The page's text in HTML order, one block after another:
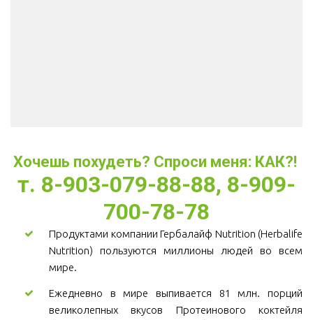
Хочешь похудеть? Спроси меня: КАК?!
т. 8-903-079-88-88, 8-909-
700-78-78
Продуктами компании Гербалайф Nutrition (Herbalife
Nutrition) пользуются миллионы людей во всем
мире.
Ежедневно в мире выпивается 81 млн. порций
великолепных вкусов Протеинового коктейля